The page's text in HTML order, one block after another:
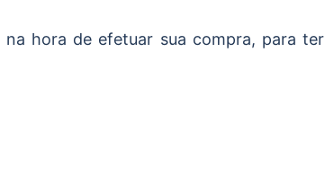
na hora de efetuar sua compra, para ter